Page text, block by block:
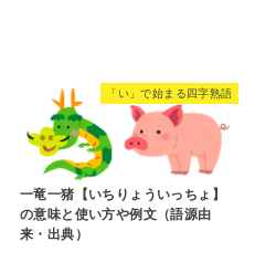
「い」で始まる四字熟語
一竜一猪【いちりょういっちょ】
の意味と使い方や例文（語源由
来・出典）